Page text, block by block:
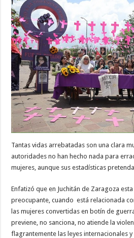
Tantas vidas arrebatadas son una clara
autoridades no han hecho nada para
mujeres, aunque sus estadísticas
Enfatizó que en Juchitán de Zaragoza
preocupante, cuando está relacionada
las mujeres convertidas en botín de
previene, no sanciona, no atiende la
flagrantemente las leyes internacionales